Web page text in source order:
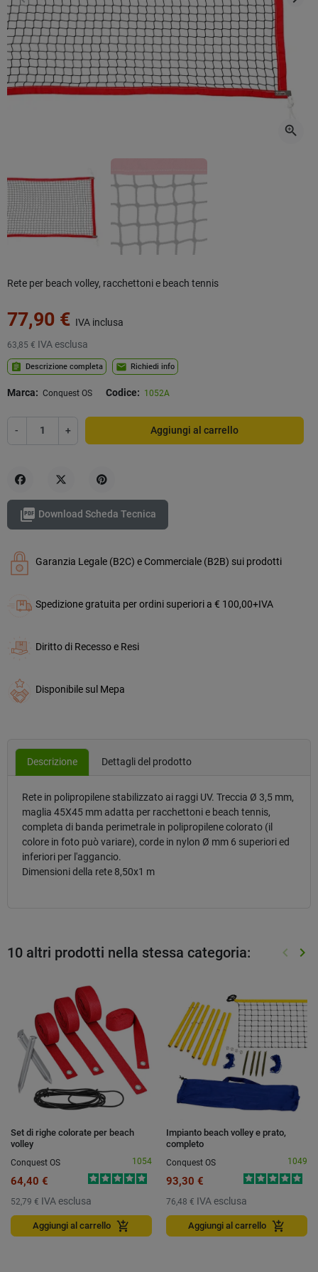
Precedente
zoom_in
Rete per beach volley, racchettoni e beach tennis
77,90 € IVA inclusa
63,85 € IVA esclusa
assignment Descrizione completa mail Richiedi info
Marca: Conquest OS Codice: 1052A
- + Aggiungi al carrello
 Download Scheda Tecnica
Garanzia Legale (B2C) e Commerciale (B2B) sui prodotti
Spedizione gratuita per ordini superiori a € 100,00+IVA
Diritto di Recesso e Resi
Disponibile sul Mepa
Descrizione Dettagli del prodotto
Rete in polipropilene stabilizzato ai raggi UV. Treccia Ø 3,5 mm,
maglia 45X45 mm adatta per racchettoni e beach tennis,
completa di banda perimetrale in polipropilene colorato (il
colore in foto può variare), corde in nylon Ø mm 6 superiori ed
inferiori per l'aggancio.
Dimensioni della rete 8,50x1 m
10 altri prodotti nella stessa categoria: keyboard_arrow_left keyboard_arrow_right
Set di righe colorate per beach
volley
Conquest OS
1054
64,40 €
52,79 € IVA esclusa
Aggiungi al carrello add_shopping_cart
Impianto beach volley e prato,
completo
Conquest OS
1049
93,30 €
76,48 € IVA esclusa
Aggiungi al carrello add_shopping_cart